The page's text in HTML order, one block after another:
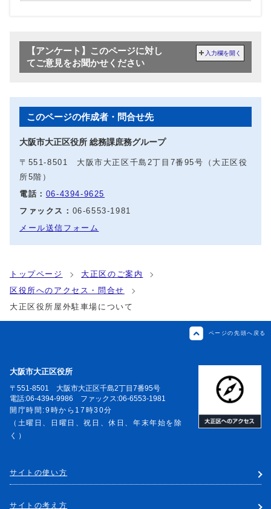
【アンケート】このページに対し
てご意見をお聞かせください
入力欄を開く
このページの作成者・問合せ先
大阪市大正区役所 総務課庶務グループ
〒551-8501 大阪市大正区千島2丁目7番95号（大正区役
所5階）
電話： 06-4394-9625
ファックス： 06-6553-1981
メール送信フォーム
トップページ
大正区のご案内
区役所へのアクセス・問合せ
大正区役所屋外駐車場について
ページの先頭へ戻る
大阪市大正区役所
〒551-8501 大阪市大正区千島2丁目7番95号
電話:06-4394-9986 ファックス:06-6553-1981
開庁時間:9時から17時30分
（土曜日、日曜日、祝日、休日、年末年始を除
く）
サイトの使い方
サイトの考え方